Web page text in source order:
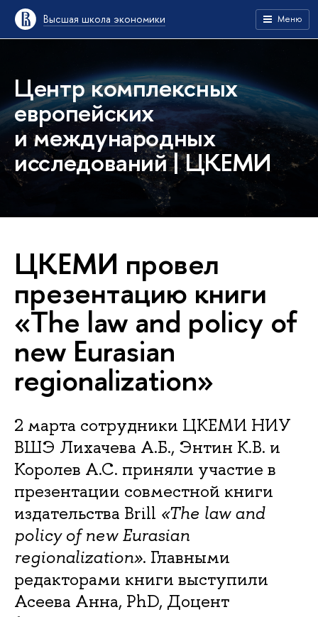
Высшая школа экономики Меню
Центр комплексных
европейских
и международных
исследований | ЦКЕМИ
ЦКЕМИ провел
презентацию книги
«The law and policy of
new Eurasian
regionalization»
2 марта сотрудники ЦКЕМИ НИУ
ВШЭ Лихачева А.Б., Энтин К.В. и
Королев А.С. приняли участие в
презентации совместной книги
издательства Brill «The law and
policy of new Eurasian
regionalization». Главными
редакторами книги выступили
Асеева Анна, PhD, Доцент